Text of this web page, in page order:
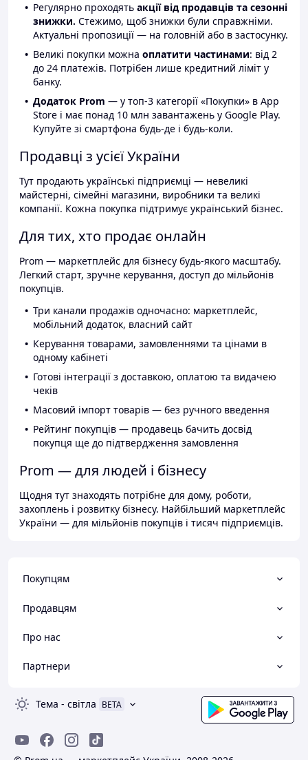
Регулярно проходять акції від продавців та сезонні
знижки. Стежимо, щоб знижки були справжніми.
Актуальні пропозиції — на головній або в застосунку.
Великі покупки можна оплатити частинами: від 2
до 24 платежів. Потрібен лише кредитний ліміт у
банку.
Додаток Prom — у топ-3 категорії «Покупки» в App
Store і має понад 10 млн завантажень у Google Play.
Купуйте зі смартфона будь-де і будь-коли.
Продавці з усієї України
Тут продають українські підприємці — невеликі
майстерні, сімейні магазини, виробники та великі
компанії. Кожна покупка підтримує український бізнес.
Для тих, хто продає онлайн
Prom — маркетплейс для бізнесу будь-якого масштабу.
Легкий старт, зручне керування, доступ до мільйонів
покупців.
Три канали продажів одночасно: маркетплейс,
мобільний додаток, власний сайт
Керування товарами, замовленнями та цінами в
одному кабінеті
Готові інтеграції з доставкою, оплатою та видачею
чеків
Масовий імпорт товарів — без ручного введення
Рейтинг покупців — продавець бачить досвід
покупця ще до підтвердження замовлення
Prom — для людей і бізнесу
Щодня тут знаходять потрібне для дому, роботи,
захоплень і розвитку бізнесу. Найбільший маркетплейс
України — для мільйонів покупців і тисяч підприємців.
Покупцям
Продавцям
Про нас
Партнери
Тема - світла BETA